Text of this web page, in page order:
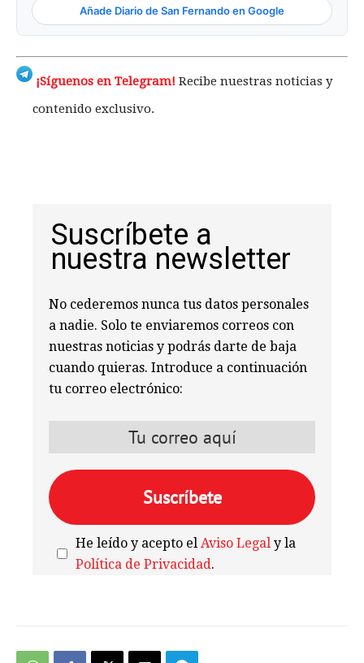
Añade Diario de San Fernando en Google
¡Síguenos en Telegram! Recibe nuestras noticias y
contenido exclusivo.
Suscríbete a
nuestra newsletter
No cederemos nunca tus datos personales
a nadie. Solo te enviaremos correos con
nuestras noticias y podrás darte de baja
cuando quieras. Introduce a continuación
tu correo electrónico:
He leído y acepto el Aviso Legal y la
Política de Privacidad.